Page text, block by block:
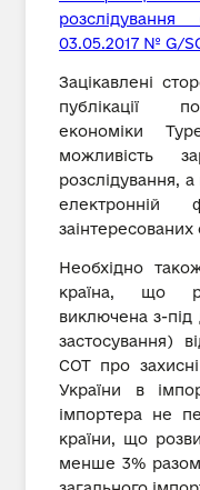
03.05.2017 № G/
Зацікавлені
публікації
економіки
можливість
розслідування,
електронній
заінтересованих
Необхідно
країна, що
виключена з-під
застосування)
СОТ про
України в
імпортера не
країни, що
менше 3%